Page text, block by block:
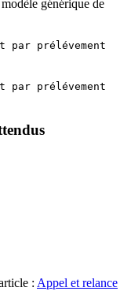
générique de
par prélévement
par prélévement
: Appel et relance